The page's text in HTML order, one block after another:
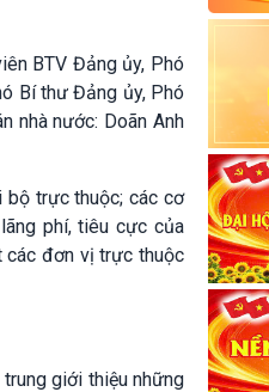
BTV Đảng ủy, Phó
Bí thư Đảng ủy, Phó
nhà nước: Doãn Anh
bộ trực thuộc; các cơ
phí, tiêu cực của
các đơn vị trực thuộc
giới thiệu những